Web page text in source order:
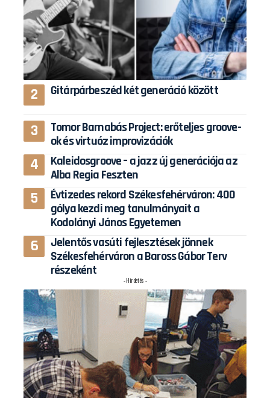
Gitárpárbeszéd két generáció között
Tomor Barnabás Project: erőteljes groove-
ok és virtuóz improvizációk
Kaleidosgroove – a jazz új generációja az
Alba Regia Feszten
Évtizedes rekord Székesfehérváron: 400
gólya kezdi meg tanulmányait a
Kodolányi János Egyetemen
Jelentős vasúti fejlesztések jönnek
Székesfehérváron a Baross Gábor Terv
részeként
- Hirdetés -